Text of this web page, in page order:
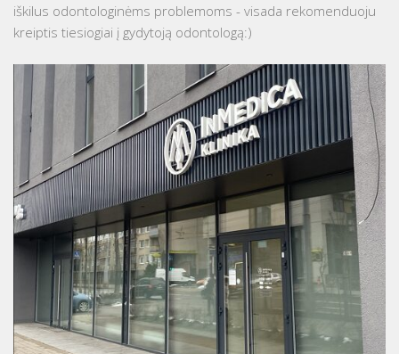
iškilus odontologinėms problemoms - visada rekomenduoju
kreiptis tiesiogiai į gydytoją odontologą:)